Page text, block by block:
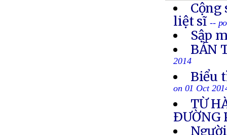
Cộng
liệt sĩ --
Sập
BẢN
2014
Biểu
on 01 Oct
TỪ
ÐƯỜNG